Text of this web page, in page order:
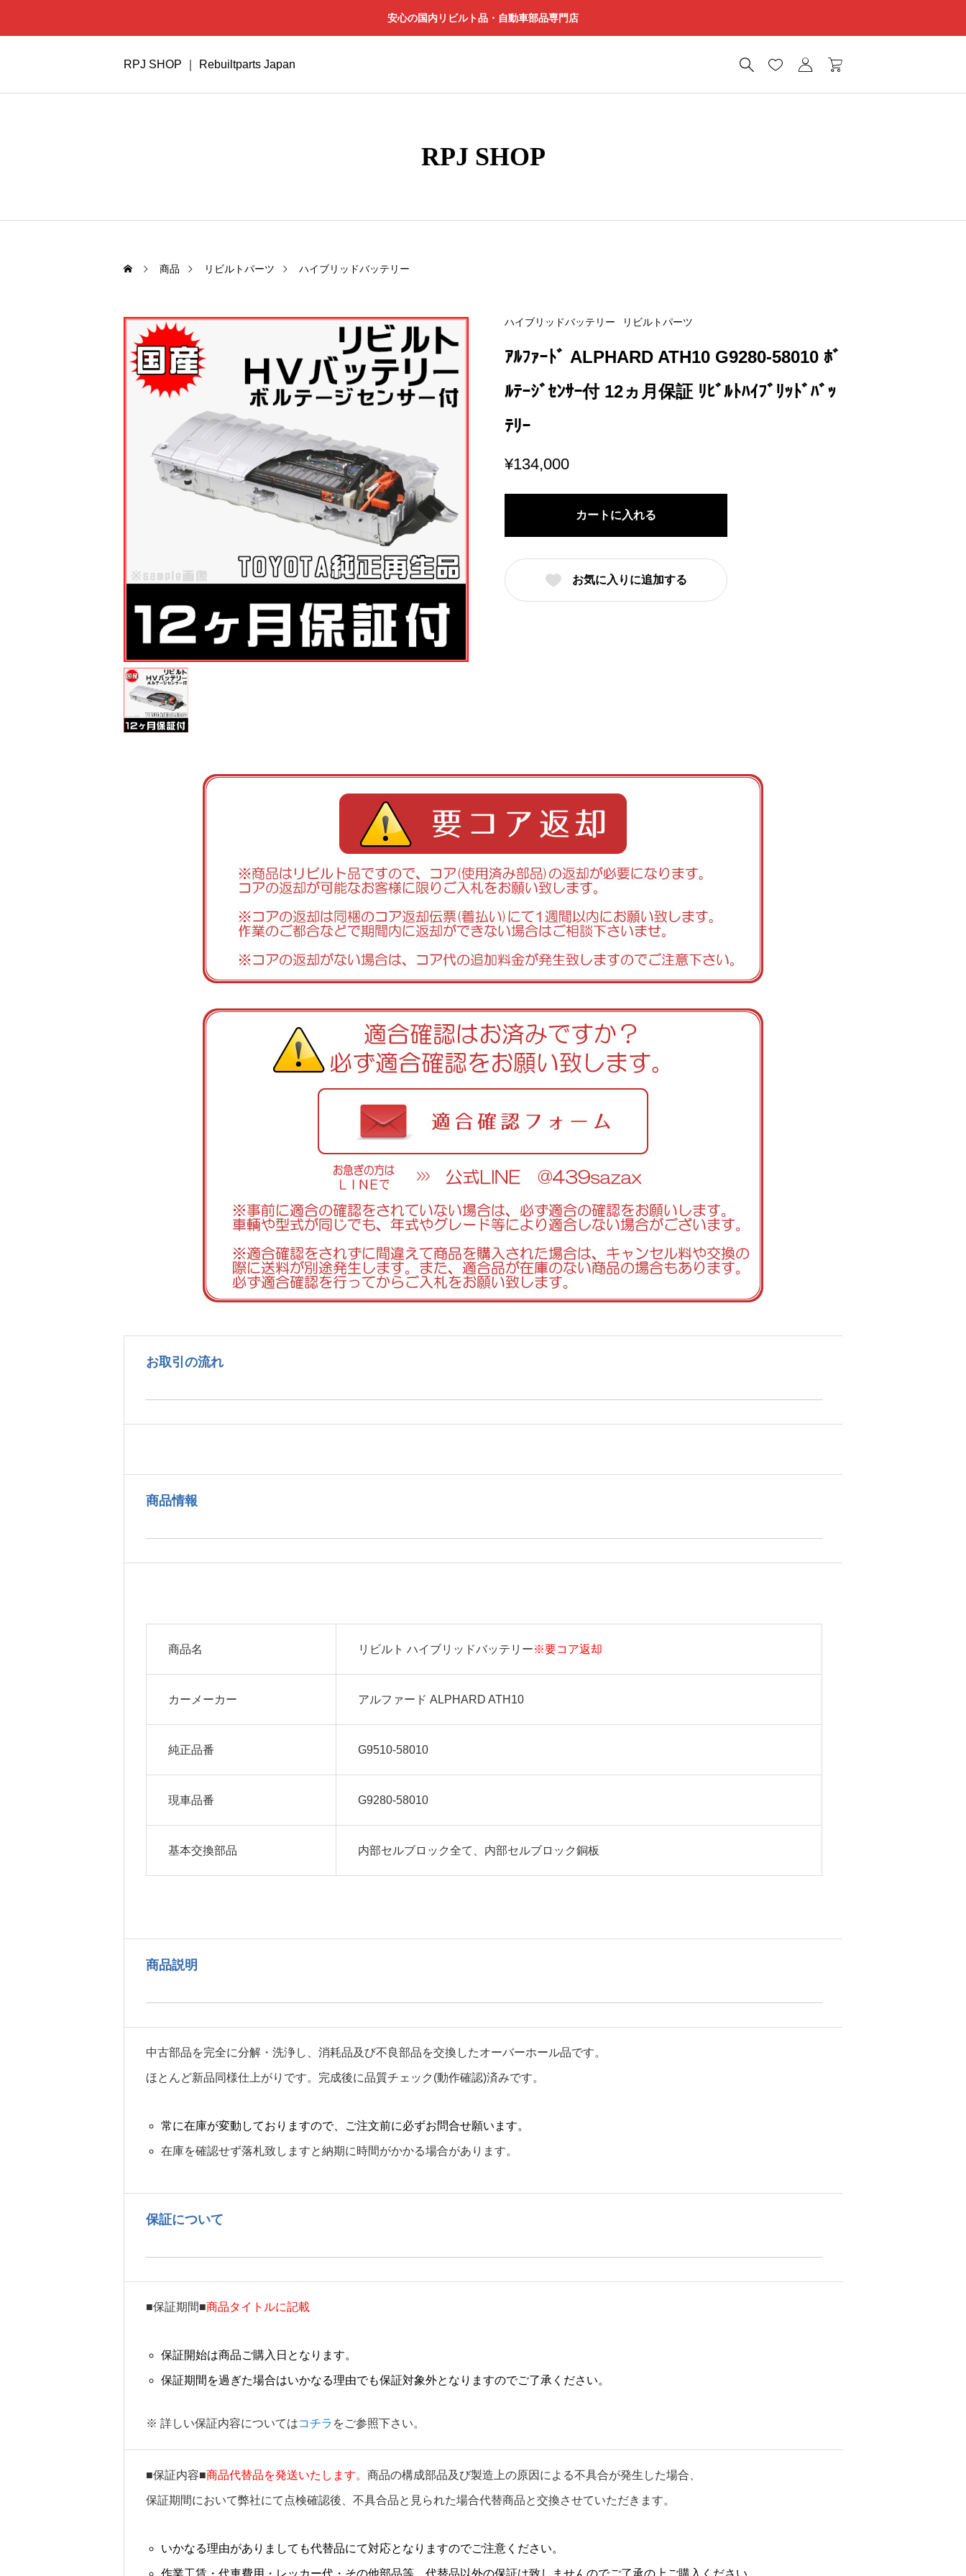
安心の国内リビルト品・自動車部品専門店
RPJ SHOP ｜ Rebuiltparts Japan
RPJ SHOP
商品 リビルトパーツ ハイブリッドバッテリー
ハイブリッドバッテリー リビルトパーツ
ｱﾙﾌｧｰﾄﾞ ALPHARD ATH10 G9280-58010 ﾎﾞ
ﾙﾃｰｼﾞｾﾝｻｰ付 12ヵ月保証 ﾘﾋﾞﾙﾄﾊｲﾌﾞﾘｯﾄﾞﾊﾞｯ
ﾃﾘｰ
¥134,000
カートに入れる
お気に入りに追加する
お取引の流れ
商品情報
商品名 リビルト ハイブリッドバッテリー※要コア返却
カーメーカー アルファード ALPHARD ATH10
純正品番 G9510-58010
現車品番 G9280-58010
基本交換部品 内部セルブロック全て、内部セルブロック銅板
商品説明
中古部品を完全に分解・洗浄し、消耗品及び不良部品を交換したオーバーホール品です。
ほとんど新品同様仕上がりです。完成後に品質チェック(動作確認)済みです。
常に在庫が変動しておりますので、ご注文前に必ずお問合せ願います。
在庫を確認せず落札致しますと納期に時間がかかる場合があります。
保証について
■保証期間■商品タイトルに記載
保証開始は商品ご購入日となります。
保証期間を過ぎた場合はいかなる理由でも保証対象外となりますのでご了承ください。
※ 詳しい保証内容についてはコチラ をご参照下さい。
■保証内容■商品代替品を発送いたします。 商品の構成部品及び製造上の原因による不具合が発生した場合、
保証期間において弊社にて点検確認後、不具合品と見られた場合代替商品と交換させていただきます。
いかなる理由がありましても代替品にて対応となりますのでご注意ください。